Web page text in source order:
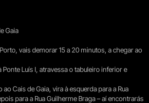
Gaia
vais demorar 15 a 20 minutos, a chegar ao
Luís I, atravessa o tabuleiro inferior e
Cais de Gaia, vira à esquerda para a Rua
para a Rua Guilherme Braga – aí encontrarás